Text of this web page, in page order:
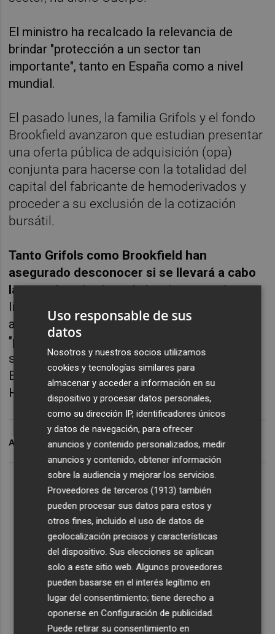
El ministro ha recalcado la relevancia de
brindar "protección a un sector tan
importante", tanto en España como a nivel
mundial.
El pasado lunes, la familia Grifols y el fondo
Brookfield avanzaron que estudian presentar
una oferta pública de adquisición (opa)
conjunta para hacerse con la totalidad del
capital del fabricante de hemoderivados y
proceder a su exclusión de la cotización
bursátil.
Tanto Grifols como Brookfield han
asegurado desconocer si se llevará a cabo
la opay los términos de la misma y se han
limitado a apuntar que se ha cerrado "un
acuerdo de exclusividad" para evaluar esta
"potencial" operación entre el fondo y las
sociedades vinculadas a la familia (Scranton
Enterprises, Deria, Ponder Trade y Ralledor
Holding Spain).
ARCHIVADO EN GRIFOLS BROOKFIELD
Uso responsable de sus
datos
Nosotros y nuestros socios utilizamos
cookies y tecnologías similares para
almacenar y acceder a información en su
dispositivo y procesar datos personales,
como su dirección IP, identificadores únicos
y datos de navegación, para ofrecer
anuncios y contenido personalizados, medir
anuncios y contenido, obtener información
sobre la audiencia y mejorar los servicios.
Proveedores de terceros (1913) también
pueden procesar sus datos para estos y
otros fines, incluido el uso de datos de
geolocalización precisos y características
del dispositivo. Sus elecciones se aplican
solo a este sitio web. Algunos proveedores
pueden basarse en el interés legítimo en
lugar del consentimiento; tiene derecho a
oponerse enConfiguración de publicidad.
Puede retirar su consentimiento en